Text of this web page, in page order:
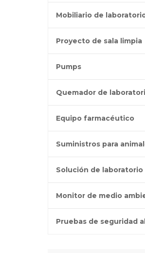
Mobiliario de
Proyecto de sala limpia
Pumps
Quemador de
Equipo farmacéutico
Suministros para
Solución de laboratorio
Monitor de medio
Pruebas de seguridad